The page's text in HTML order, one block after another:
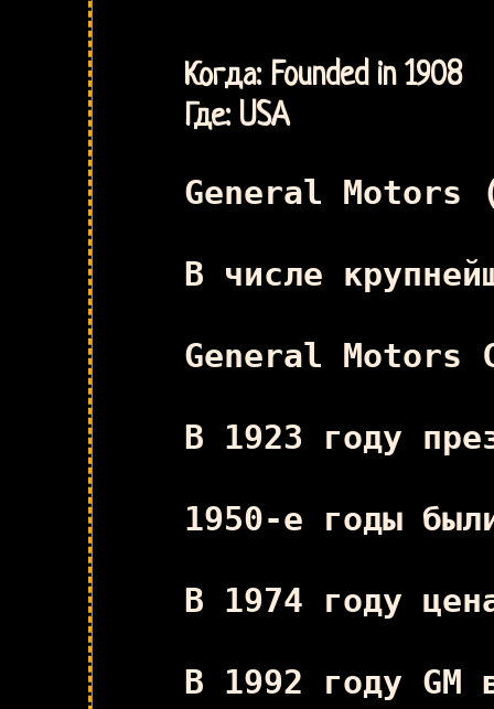
Когда: Founded in 1908
Где: USA
General Motors
В числе
General Motors
В 1923 году
1950-е годы
В 1974 году
В 1992 году GM